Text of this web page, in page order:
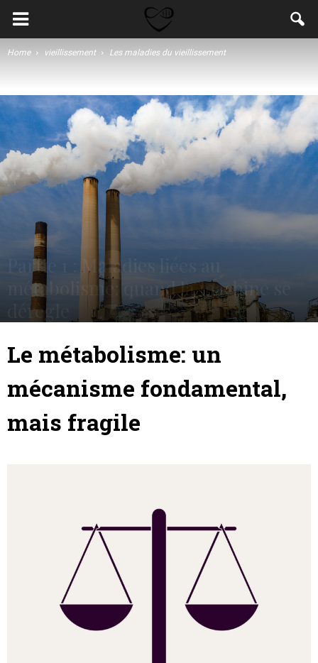
Home vieillissement Les maladies du vieillissement
Partie 1 : Maladies liées au
métabolisme: quand la machine se
dérègle
Le métabolisme: un
mécanisme fondamental,
mais fragile